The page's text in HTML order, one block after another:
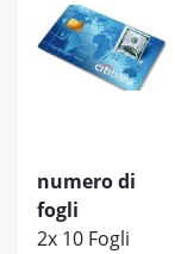
numero di
fogli
2x 10 Fogli